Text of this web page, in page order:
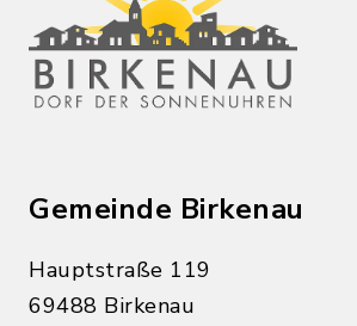
Gemeinde Birkenau
Hauptstraße 119
69488 Birkenau